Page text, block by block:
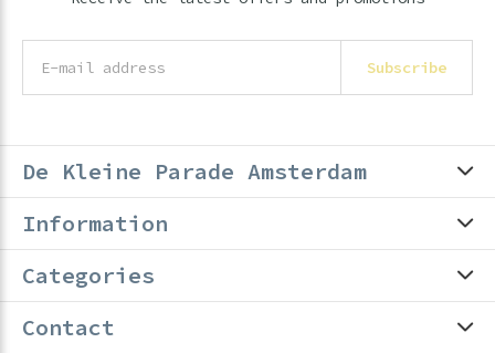
Subscribe
De Kleine Parade Amsterdam
Information
Categories
Contact